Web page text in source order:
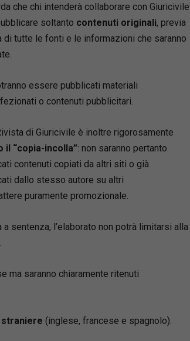
che chi intenderà collaborare con Giuricivile
soltanto contenuti originali, previa
di tutte le fonti e le informazioni che saranno
essere pubblicati materiali
o contenuti pubblicitari.
di Giuricivile è inoltre rigorosamente
il “copia-incolla”: non saranno pertanto
contenuti copiati da altri siti o già
dallo stesso autore su altri
puramente promozionale.
sentenza, l’elaborato non potrà limitarsi alla
ma saranno chiaramente ritenuti
straniere (inglese, francese e spagnolo).